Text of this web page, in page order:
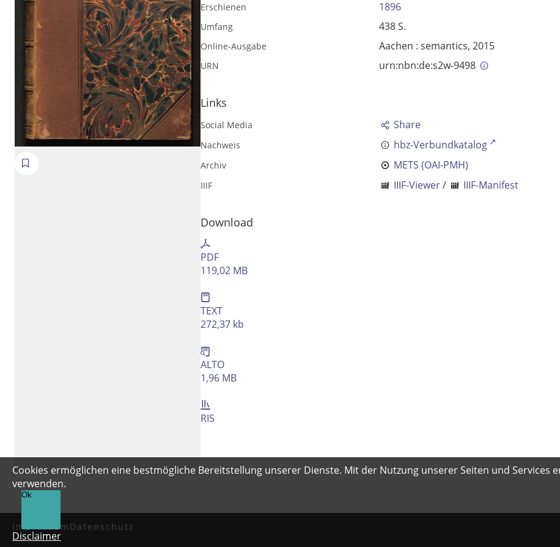
Volltext und Inhaltsverzeichnis
Erschienen 1896
Umfang 438 S.
Online-Ausgabe Aachen : semantics, 2015
URN urn:nbn:de:s2w-9498
Links
Social Media Share
Nachweis hbz-Verbundkatalog
Archiv METS (OAI-PMH)
IIIF IIIF-Viewer/ IIIF-Manifest
Download
PDF
119,02 MB
TEXT
272,37 kb
ALTO
1,96 MB
RIS
Impressum Datenschutz
Cookies ermöglichen eine bestmögliche Bereitstellung unserer Dienste. Mit der Nutzung unserer Seiten und Services
verwenden.
Ok
Disclaimer